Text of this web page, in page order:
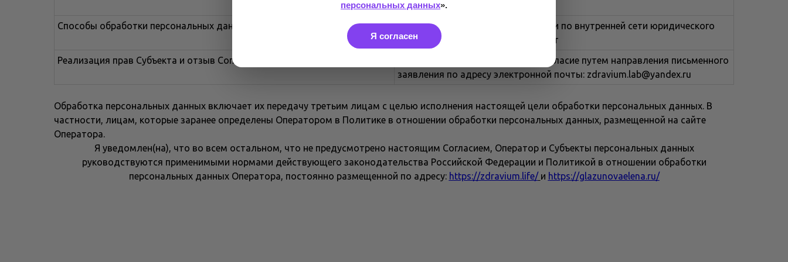
персональных данных».
Я согласен
- голосовые вызовы.
Способы обработки персональных данных
автоматизированная, без передачи по внутренней сети юридического
лица, с передачей по сети Интернет
Реализация прав Субъекта и отзыв Согласия
Субъект имеет право отозвать Согласие путем направления письменного
заявления по адресу электронной почты: zdravium.lab@yandex.ru
Обработка персональных данных включает их передачу третьим лицам с целью исполнения настоящей цели обработки персональных данных. В
частности, лицам, которые заранее определены Оператором в Политике в отношении обработки персональных данных, размещенной на сайте
Оператора.
Я уведомлен(на), что во всем остальном, что не предусмотрено настоящим Согласием, Оператор и Субъекты персональных данных
руководствуются применимыми нормами действующего законодательства Российской Федерации и Политикой в отношении обработки
персональных данных Оператора, постоянно размещенной по адресу: https://zdravium.life/ и https://glazunovaelena.ru/